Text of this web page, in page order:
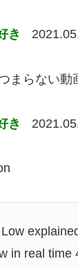
き
まらない動
き
in real